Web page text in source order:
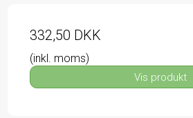
332,50 DKK
(inkl. moms)
Vis produkt